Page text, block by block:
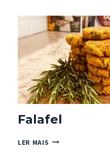
Falafel
LER MAIS FALAFEL